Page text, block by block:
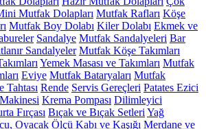
Mutfak Dolapları Mutfak Rafları Köşe
Mutfak Boy Dolabı Kiler Dolabı Ekmek ve
Sandalye Mutfak Sandalyeleri Bar
Sandalyeler Mutfak Köşe Takımları
Yemek Masası ve Takımları Mutfak
Eviye Mutfak Bataryaları Mutfak
Tahtası Rende Servis Gereçleri Patates Ezici
Krema Pompası Dilimleyici
Fırçası Bıçak ve Bıçak Setleri Yağ
Oyacak Ölçü Kabı ve Kaşığı Merdane ve